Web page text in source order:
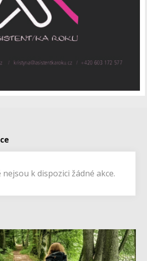
k dispozici žádné akce.